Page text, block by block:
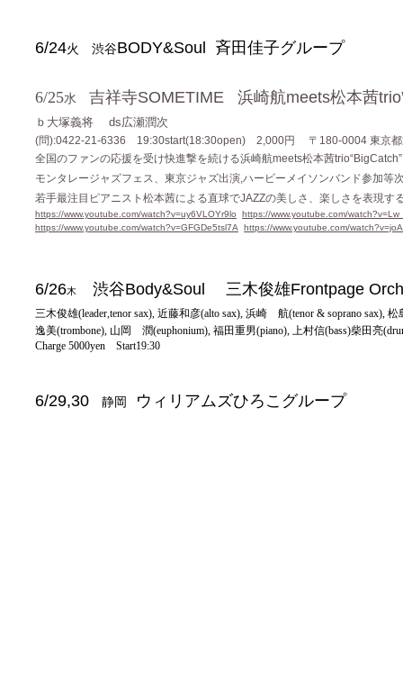
6/24火 渋谷BODY&Soul 斉田佳子グループ
6/25水 吉祥寺SOMETIME 浜崎航meets松本茜
ｂ大塚義将 ds広瀬潤次
(問):0422-21-6336 19:30start(18:30open) 2,000円 〒180-0004 東京都
全国のファンの応援を受け快進撃を続ける浜崎航meets松本茜
モンタレージャズフェス、東京ジャズ出演,ハービーメイソンバンド参加等
若手最注目ピアニスト松本茜による直球でJAZZの美しさ、楽しさを表現す
https://www.youtube.com/watch?v=uy6VLOYr9lo
https://www.youtube.com/
https://www.youtube.com/watch?v=GFGDe5tsl7A
https://www.youtube.com/
6/26木 渋谷Body&Soul 三木俊雄Frontpage Orch
三木俊雄(leader,tenor sax), 近藤和彦(alto sax), 浜崎 航(tenor & soprano sax),
逸美(trombone), 山岡 潤(euphonium), 福田重男(piano), 上村信(bass)柴田亮
Charge 5000yen Start19:30
6/29,30 静岡 ウィリアムズひろこグループ